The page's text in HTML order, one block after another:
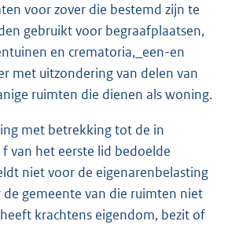
voor zover die bestemd zijn te
gebruikt voor begraafplaatsen,
en crematoria,_een-en
met uitzondering van delen van
ruimten die dienen als woning.
met betrekking tot de in
van het eerste lid bedoelde
niet voor de eigenarenbelasting
de gemeente van die ruimten niet
krachtens eigendom, bezit of